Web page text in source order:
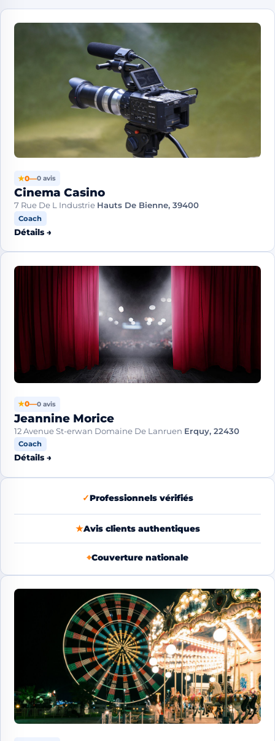
★0—0 avis
Cinema Casino
7 Rue De L Industrie Hauts De Bienne, 39400
Coach
Détails →
★0—0 avis
Jeannine Morice
12 Avenue St-erwan Domaine De Lanruen Erquy, 22430
Coach
Détails →
✓Professionnels vérifiés
★Avis clients authentiques
⌖Couverture nationale